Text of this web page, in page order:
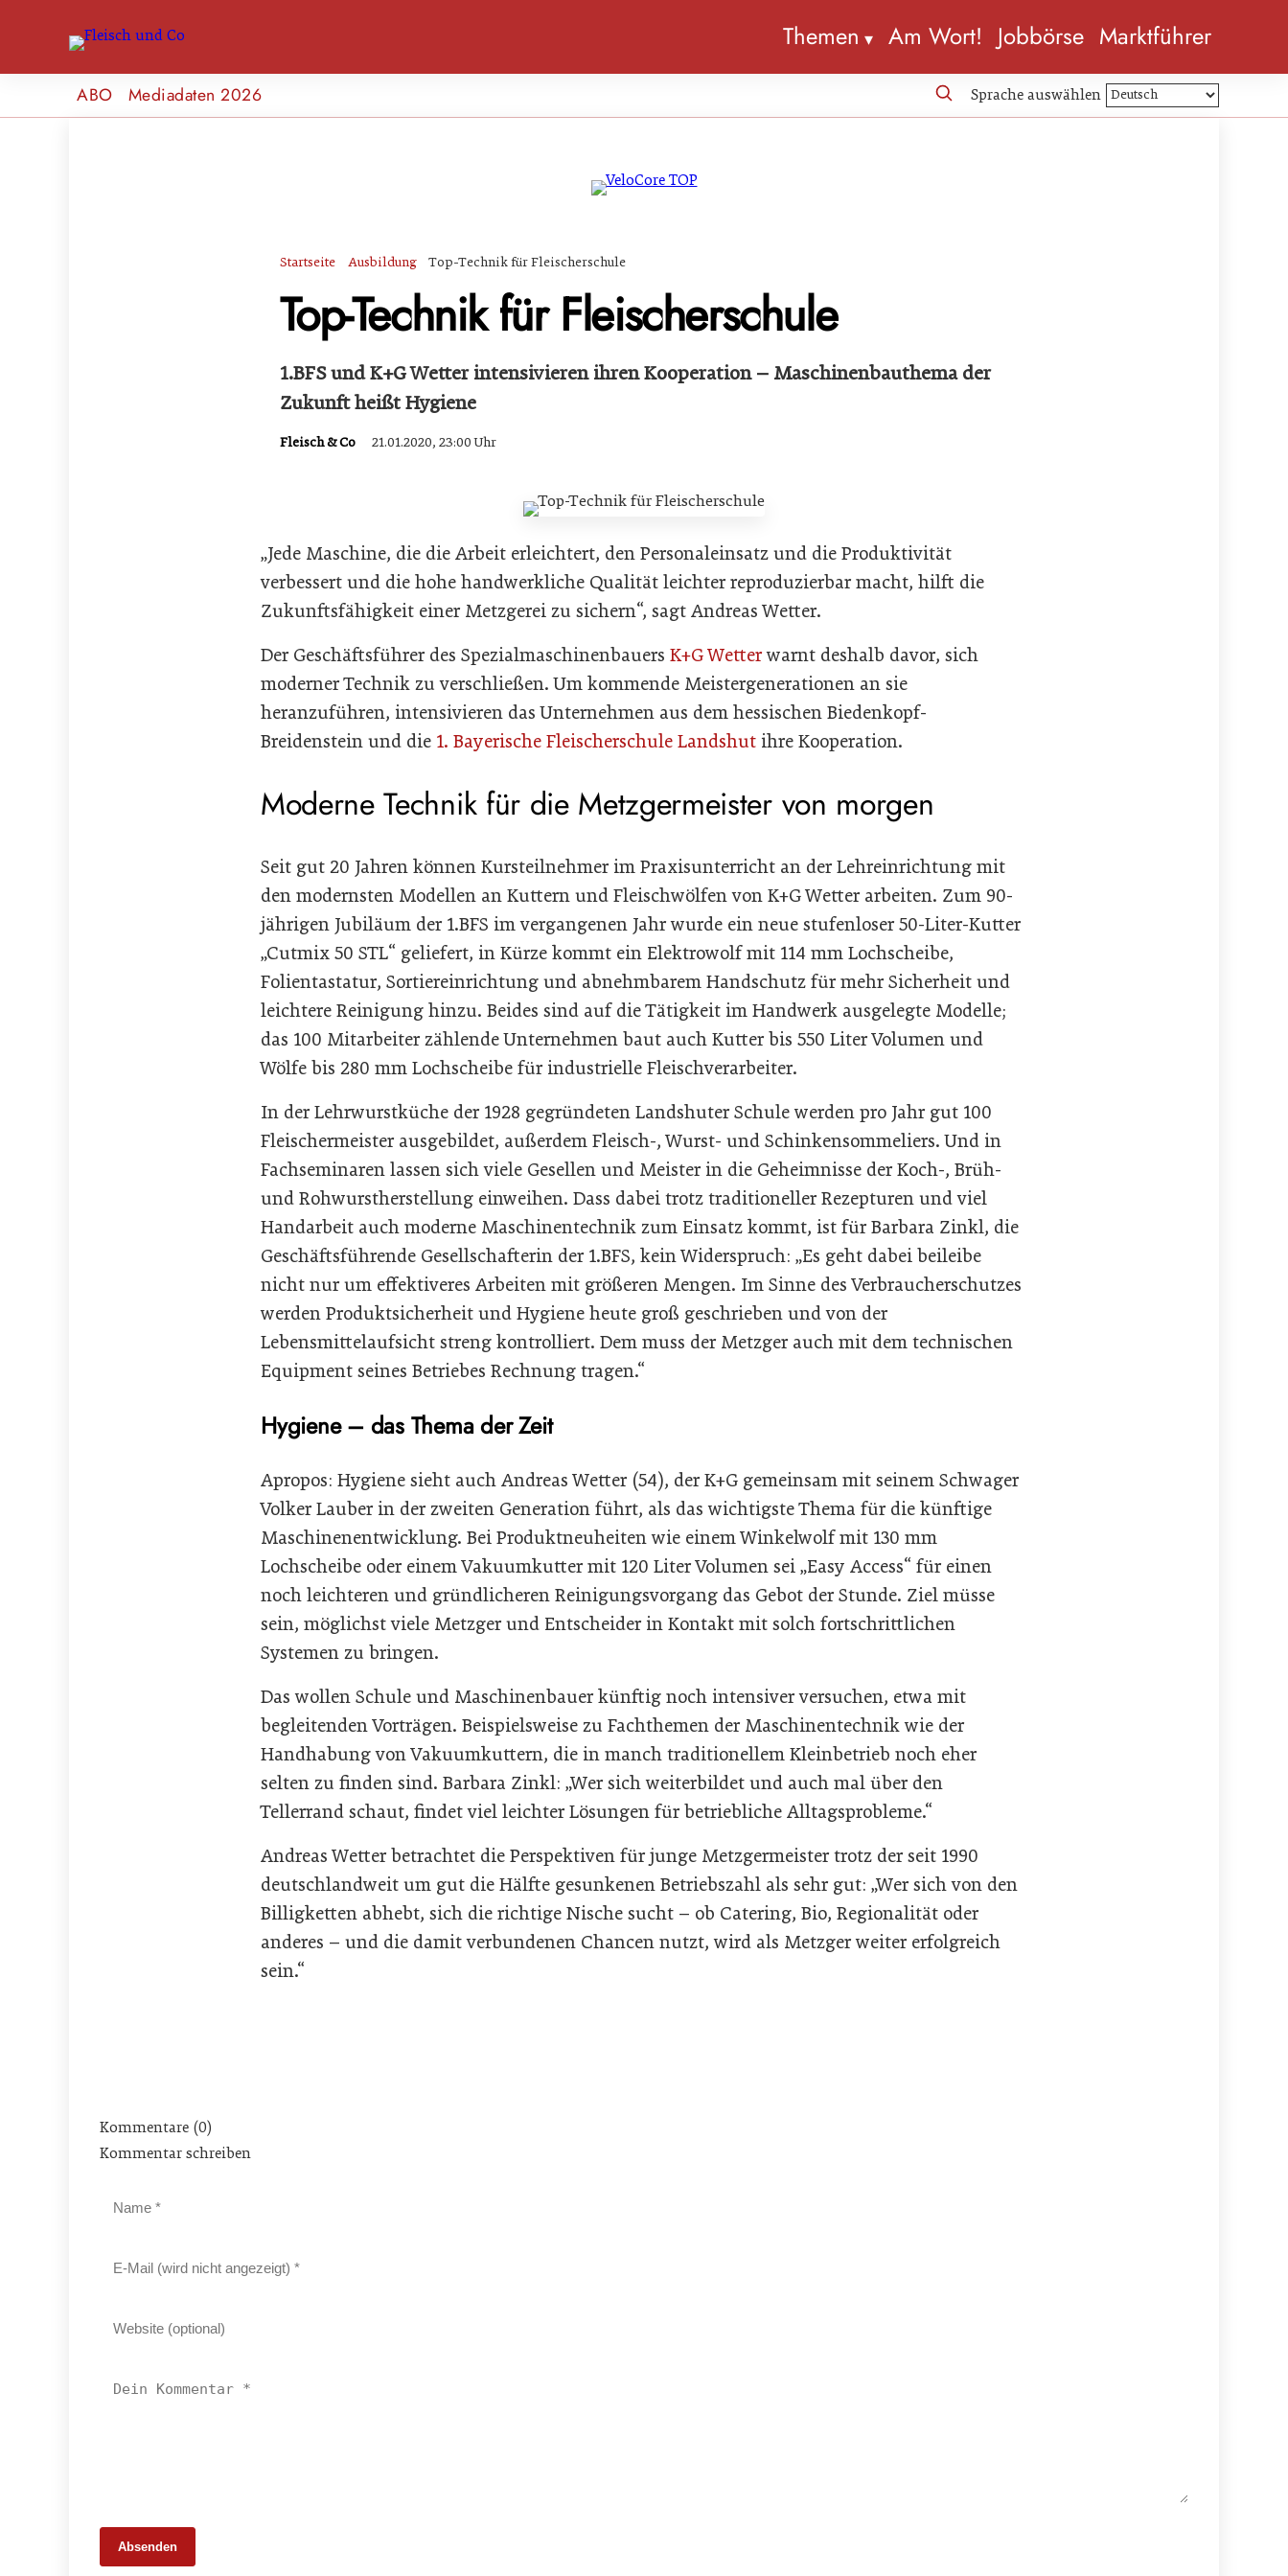
Themen Am Wort! Jobbörse Marktführer
ABO Mediadaten 2026 Sprache auswählen
Startseite Ausbildung Top-Technik für Fleischerschule
Top-Technik für Fleischerschule
1.BFS und K+G Wetter intensivieren ihren Kooperation – Maschinenbauthema der
Zukunft heißt Hygiene
Fleisch & Co 21.01.2020, 23:00 Uhr
„Jede Maschine, die die Arbeit erleichtert, den Personaleinsatz und die Produktivität
verbessert und die hohe handwerkliche Qualität leichter reproduzierbar macht, hilft die
Zukunftsfähigkeit einer Metzgerei zu sichern“, sagt Andreas Wetter.
Der Geschäftsführer des Spezialmaschinenbauers K+G Wetterwarnt deshalb davor, sich
moderner Technik zu verschließen. Um kommende Meistergenerationen an sie
heranzuführen, intensivieren das Unternehmen aus dem hessischen Biedenkopf-
Breidenstein und die 1. Bayerische Fleischerschule Landshut ihre Kooperation.
Moderne Technik für die Metzgermeister von morgen
Seit gut 20 Jahren können Kursteilnehmer im Praxisunterricht an der Lehreinrichtung mit
den modernsten Modellen an Kuttern und Fleischwölfen von K+G Wetter arbeiten. Zum 90-
jährigen Jubiläum der 1.BFS im vergangenen Jahr wurde ein neue stufenloser 50-Liter-Kutter
„Cutmix 50 STL“ geliefert, in Kürze kommt ein Elektrowolf mit 114 mm Lochscheibe,
Folientastatur, Sortiereinrichtung und abnehmbarem Handschutz für mehr Sicherheit und
leichtere Reinigung hinzu. Beides sind auf die Tätigkeit im Handwerk ausgelegte Modelle;
das 100 Mitarbeiter zählende Unternehmen baut auch Kutter bis 550 Liter Volumen und
Wölfe bis 280 mm Lochscheibe für industrielle Fleischverarbeiter.
In der Lehrwurstküche der 1928 gegründeten Landshuter Schule werden pro Jahr gut 100
Fleischermeister ausgebildet, außerdem Fleisch-, Wurst- und Schinkensommeliers. Und in
Fachseminaren lassen sich viele Gesellen und Meister in die Geheimnisse der Koch-, Brüh-
und Rohwurstherstellung einweihen. Dass dabei trotz traditioneller Rezepturen und viel
Handarbeit auch moderne Maschinentechnik zum Einsatz kommt, ist für Barbara Zinkl, die
Geschäftsführende Gesellschafterin der 1.BFS, kein Widerspruch: „Es geht dabei beileibe
nicht nur um effektiveres Arbeiten mit größeren Mengen. Im Sinne des Verbraucherschutzes
werden Produktsicherheit und Hygiene heute groß geschrieben und von der
Lebensmittelaufsicht streng kontrolliert. Dem muss der Metzger auch mit dem technischen
Equipment seines Betriebes Rechnung tragen.“
Hygiene – das Thema der Zeit
Apropos: Hygiene sieht auch Andreas Wetter (54), der K+G gemeinsam mit seinem Schwager
Volker Lauber in der zweiten Generation führt, als das wichtigste Thema für die künftige
Maschinenentwicklung. Bei Produktneuheiten wie einem Winkelwolf mit 130 mm
Lochscheibe oder einem Vakuumkutter mit 120 Liter Volumen sei „Easy Access“ für einen
noch leichteren und gründlicheren Reinigungsvorgang das Gebot der Stunde. Ziel müsse
sein, möglichst viele Metzger und Entscheider in Kontakt mit solch fortschrittlichen
Systemen zu bringen.
Das wollen Schule und Maschinenbauer künftig noch intensiver versuchen, etwa mit
begleitenden Vorträgen. Beispielsweise zu Fachthemen der Maschinentechnik wie der
Handhabung von Vakuumkuttern, die in manch traditionellem Kleinbetrieb noch eher
selten zu finden sind. Barbara Zinkl: „Wer sich weiterbildet und auch mal über den
Tellerrand schaut, findet viel leichter Lösungen für betriebliche Alltagsprobleme.“
Andreas Wetter betrachtet die Perspektiven für junge Metzgermeister trotz der seit 1990
deutschlandweit um gut die Hälfte gesunkenen Betriebszahl als sehr gut: „Wer sich von den
Billigketten abhebt, sich die richtige Nische sucht – ob Catering, Bio, Regionalität oder
anderes – und die damit verbundenen Chancen nutzt, wird als Metzger weiter erfolgreich
sein.“
Kommentare (0)
Kommentar schreiben
Absenden